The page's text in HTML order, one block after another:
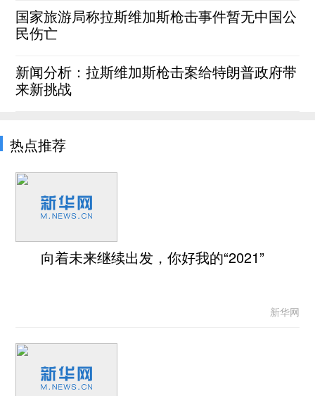
国家旅游局称拉斯维加斯枪击事件暂无中国公
民伤亡
新闻分析：拉斯维加斯枪击案给特朗普政府带
来新挑战
热点推荐
向着未来继续出发，你好我的“2021”
新华网